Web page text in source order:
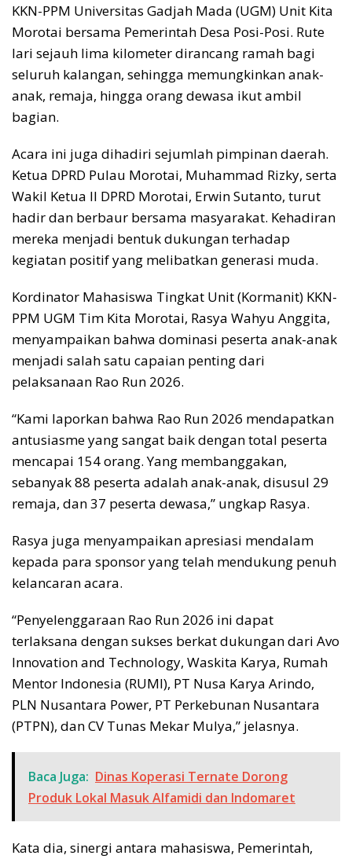
KKN-PPM Universitas Gadjah Mada (UGM) Unit Kita
Morotai bersama Pemerintah Desa Posi-Posi. Rute
lari sejauh lima kilometer dirancang ramah bagi
seluruh kalangan, sehingga memungkinkan anak-
anak, remaja, hingga orang dewasa ikut ambil
bagian.
Acara ini juga dihadiri sejumlah pimpinan daerah.
Ketua DPRD Pulau Morotai, Muhammad Rizky, serta
Wakil Ketua II DPRD Morotai, Erwin Sutanto, turut
hadir dan berbaur bersama masyarakat. Kehadiran
mereka menjadi bentuk dukungan terhadap
kegiatan positif yang melibatkan generasi muda.
Kordinator Mahasiswa Tingkat Unit (Kormanit) KKN-
PPM UGM Tim Kita Morotai, Rasya Wahyu Anggita,
menyampaikan bahwa dominasi peserta anak-anak
menjadi salah satu capaian penting dari
pelaksanaan Rao Run 2026.
“Kami laporkan bahwa Rao Run 2026 mendapatkan
antusiasme yang sangat baik dengan total peserta
mencapai 154 orang. Yang membanggakan,
sebanyak 88 peserta adalah anak-anak, disusul 29
remaja, dan 37 peserta dewasa,” ungkap Rasya.
Rasya juga menyampaikan apresiasi mendalam
kepada para sponsor yang telah mendukung penuh
kelancaran acara.
“Penyelenggaraan Rao Run 2026 ini dapat
terlaksana dengan sukses berkat dukungan dari Avo
Innovation and Technology, Waskita Karya, Rumah
Mentor Indonesia (RUMI), PT Nusa Karya Arindo,
PLN Nusantara Power, PT Perkebunan Nusantara
(PTPN), dan CV Tunas Mekar Mulya,” jelasnya.
Baca Juga: Dinas Koperasi Ternate Dorong
Produk Lokal Masuk Alfamidi dan Indomaret
Kata dia, sinergi antara mahasiswa, Pemerintah,